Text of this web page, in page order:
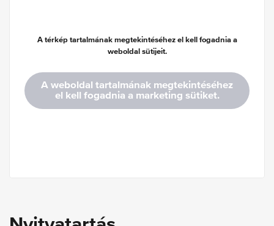
A térkép tartalmának megtekintéséhez el kell fogadnia a
weboldal sütijeit.
A weboldal tartalmának megtekintéséhez
el kell fogadnia a marketing sütiket.